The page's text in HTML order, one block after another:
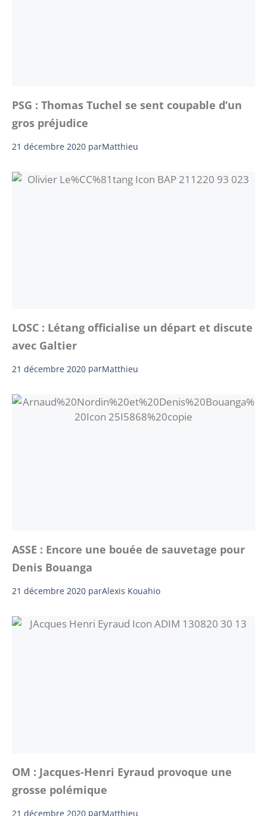
PSG : Thomas Tuchel se sent coupable d’un
gros préjudice
21 décembre 2020 parMatthieu
LOSC : Létang officialise un départ et discute
avec Galtier
21 décembre 2020 parMatthieu
ASSE : Encore une bouée de sauvetage pour
Denis Bouanga
21 décembre 2020 parAlexis Kouahio
OM : Jacques-Henri Eyraud provoque une
grosse polémique
21 décembre 2020 parMatthieu